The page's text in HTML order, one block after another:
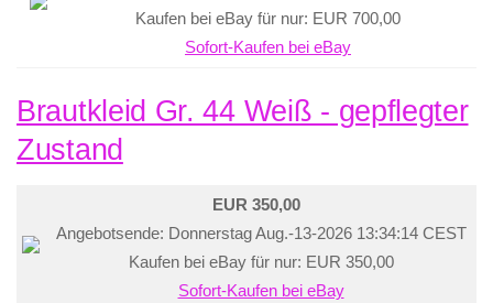
Kaufen bei eBay für nur: EUR 700,00
Sofort-Kaufen bei eBay
Brautkleid Gr. 44 Weiß - gepflegter
Zustand
EUR 350,00
Angebotsende: Donnerstag Aug.-13-2026 13:34:14 CEST
Kaufen bei eBay für nur: EUR 350,00
Sofort-Kaufen bei eBay